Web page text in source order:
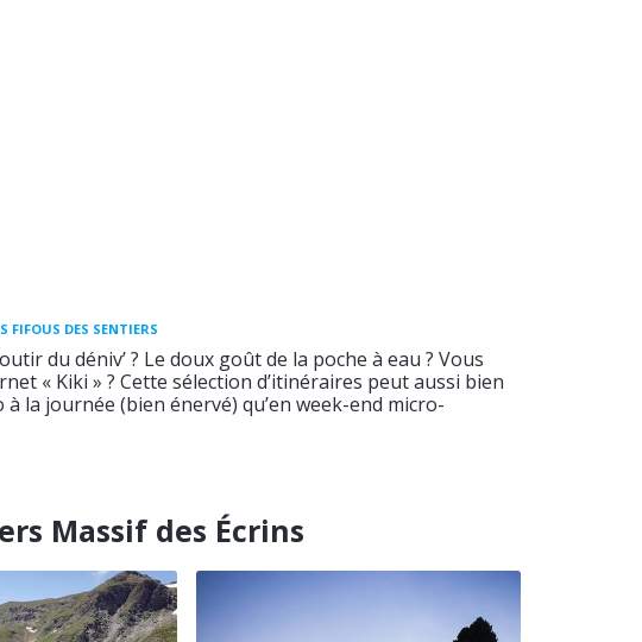
FIFOUS DES SENTIERS
du déniv’ ? Le doux goût de la poche à eau ? Vous
« Kiki » ? Cette sélection d’itinéraires peut aussi bien
la journée (bien énervé) qu’en week-end micro-
Massif des Écrins